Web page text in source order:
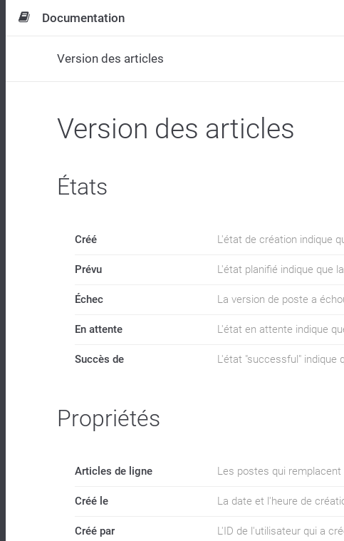
Documentation
Version des articles
Version des articles
États
Créé L'état de création indique
Prévu L'état planifié indique que
Échec La version de poste a
En attente L'état en attente indique
Succès de L'état "successful" indique
Propriétés
Articles de ligne Les postes qui
Créé le La date et l'heure de
Créé par L'ID de l'utilisateur qui a